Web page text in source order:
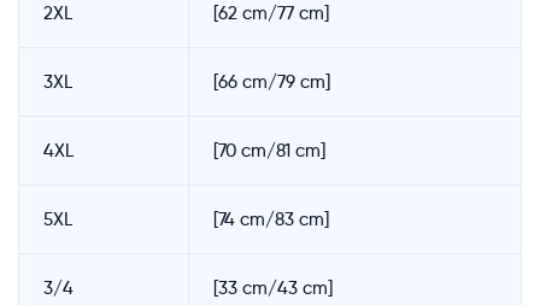
2XL [62 cm/77 cm]
3XL [66 cm/79 cm]
4XL [70 cm/81 cm]
5XL [74 cm/83 cm]
3/4 [33 cm/43 cm]